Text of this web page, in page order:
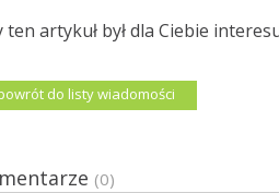
ten artykuł był dla Ciebie
do listy wiadomości
(0)